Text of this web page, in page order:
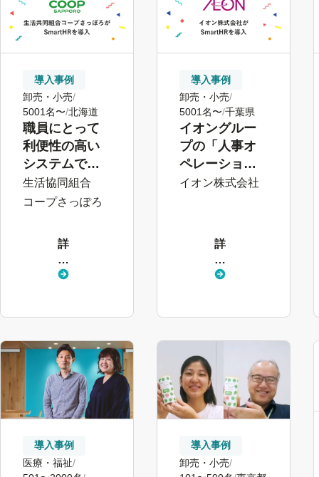
導入事例
卸売・小売
5001名〜 北海道
職員にとって
利便性の高い
システムで人
事労務業務を
推進
生活協同組合
コープさっぽろ
詳
し
く
導入事例
卸売・小売
5001名〜 千葉県
イオングルー
プの「人事オ
ペレーション
変革プロジェ
イオン株式会社
詳
し
く
導入事例
医療・福祉
導入事例
卸売・小売